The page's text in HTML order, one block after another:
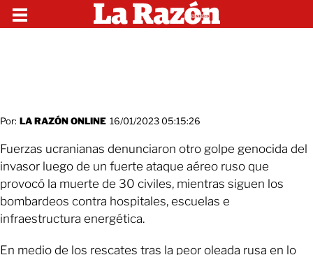
Por: LA RAZÓN ONLINE 16/01/2023 05:15:26
Fuerzas ucranianas denunciaron otro golpe genocida del
invasor luego de un fuerte ataque aéreo ruso que
provocó la muerte de 30 civiles, mientras siguen los
bombardeos contra hospitales, escuelas e
infraestructura energética.
En medio de los rescates tras la peor oleada rusa en lo